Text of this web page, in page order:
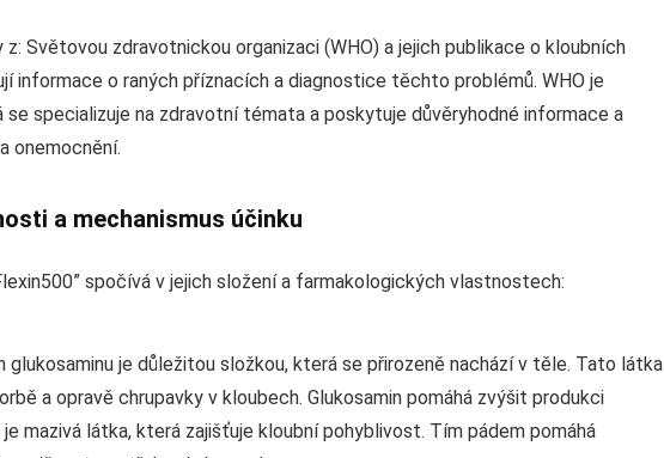
Světovou zdravotnickou organizaci (WHO) a jejich publikace o kloubních
informace o raných příznacích a diagnostice těchto problémů. WHO je
se specializuje na zdravotní témata a poskytuje důvěryhodné informace a
onemocnění.
a mechanismus účinku
spočívá v jejich složení a farmakologických vlastnostech:
glukosaminu je důležitou složkou, která se přirozeně nachází v těle. Tato látka
a opravě chrupavky v kloubech. Glukosamin pomáhá zvýšit produkci
mazivá látka, která zajišťuje kloubní pohyblivost. Tím pádem pomáhá